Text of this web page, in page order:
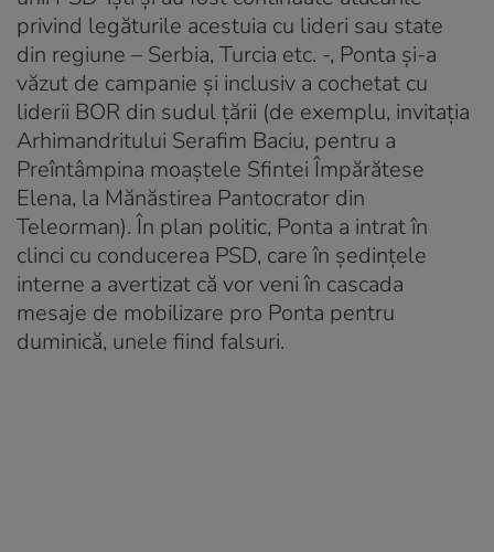
privind legăturile acestuia cu lideri sau state
din regiune – Serbia, Turcia etc. -, Ponta și-a
văzut de campanie și inclusiv a cochetat cu
liderii BOR din sudul țării (de exemplu, invitația
Arhimandritului Serafim Baciu, pentru a
Preîntâmpina moaștele Sfintei Împărătese
Elena, la Mănăstirea Pantocrator din
Teleorman). În plan politic, Ponta a intrat în
clinci cu conducerea PSD, care în ședințele
interne a avertizat că vor veni în cascada
mesaje de mobilizare pro Ponta pentru
duminică, unele fiind falsuri.